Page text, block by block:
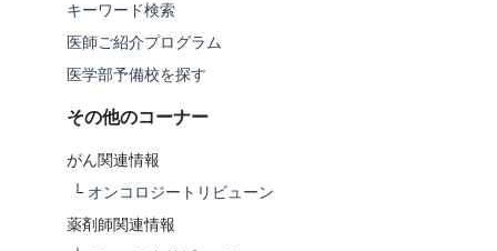
キーワード検索
医師ご紹介プログラム
医学部予備校を探す
その他のコーナー
がん関連情報
└ オンコロジートリビューン
薬剤師関連情報